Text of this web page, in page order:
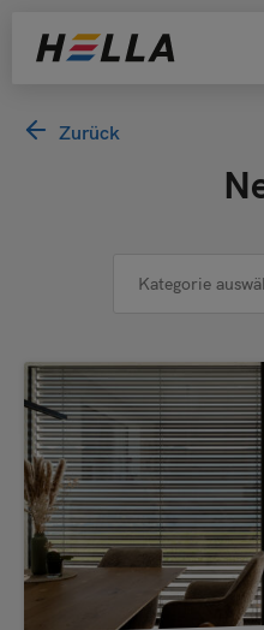
Zurück
Bitte wählen Sie
Architekt oder
Bewerber
Sonstige